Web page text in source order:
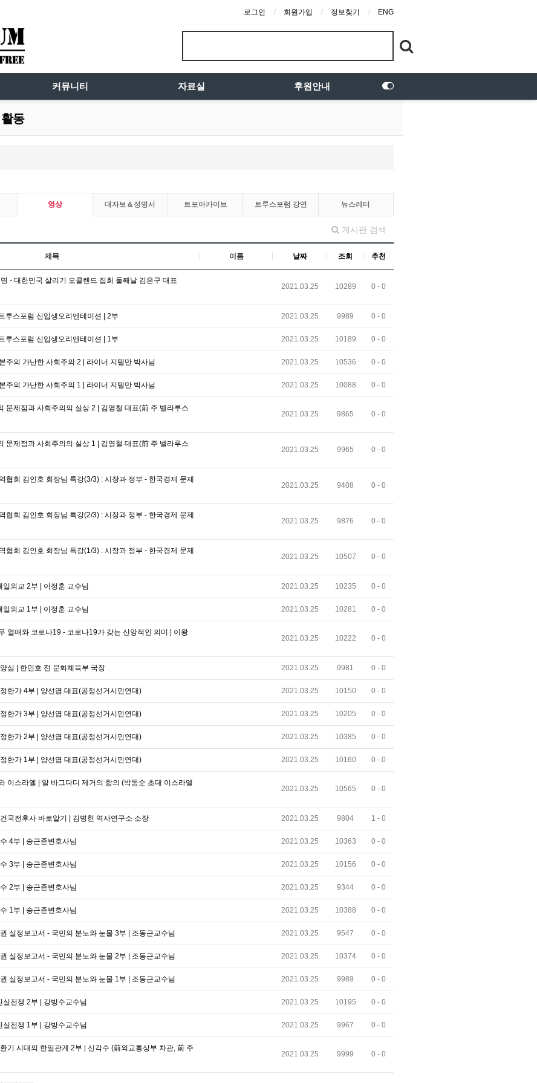
로그인 회원가입 정보찾기 ENG
커뮤니티 자료실 후원안내
동
영상 대자보＆성명서 트포아카이브 트루스포럼 강연 뉴스레터
게시판 검색
제목 이름 날짜 조회 추천
- 대한민국 살리기 오클랜드 집회 둘째날 김은구 대표
2021.03.25 10289 0 - 0
루스포럼 신입생오리엔테이션 | 2부 2021.03.25 9989 0 - 0
루스포럼 신입생오리엔테이션 | 1부 2021.03.25 10189 0 - 0
주의 가난한 사회주의 2 | 라이너 지텔만 박사님 2021.03.25 10536 0 - 0
주의 가난한 사회주의 1 | 라이너 지텔만 박사님 2021.03.25 10088 0 - 0
문제점과 사회주의의 실상 2 | 김영철 대표(前 주 벨라루스
2021.03.25 9865 0 - 0
문제점과 사회주의의 실상 1 | 김영철 대표(前 주 벨라루스
2021.03.25 9965 0 - 0
협회 김인호 회장님 특강(3/3) : 시장과 정부 - 한국경제 문제
2021.03.25 9408 0 - 0
협회 김인호 회장님 특강(2/3) : 시장과 정부 - 한국경제 문제
2021.03.25 9876 0 - 0
협회 김인호 회장님 특강(1/3) : 시장과 정부 - 한국경제 문제
2021.03.25 10507 0 - 0
외교 2부 | 이정훈 교수님 2021.03.25 10235 0 - 0
외교 1부 | 이정훈 교수님 2021.03.25 10281 0 - 0
열매와 코로나19 - 코로나19가 갖는 신앙적인 의미 | 이왕
2021.03.25 10222 0 - 0
심 | 한민호 전 문화체육부 국장 2021.03.25 9981 0 - 0
한가 4부 | 양선엽 대표(공정선거시민연대) 2021.03.25 10150 0 - 0
한가 3부 | 양선엽 대표(공정선거시민연대) 2021.03.25 10205 0 - 0
한가 2부 | 양선엽 대표(공정선거시민연대) 2021.03.25 10385 0 - 0
한가 1부 | 양선엽 대표(공정선거시민연대) 2021.03.25 10160 0 - 0
이스라엘 | 알 바그다디 제거의 함의 (박동순 초대 이스라엘
2021.03.25 10565 0 - 0
국전후사 바로알기 | 김병헌 역사연구소 소장 2021.03.25 9804 1 - 0
4부 | 송근존변호사님 2021.03.25 10363 0 - 0
3부 | 송근존변호사님 2021.03.25 10156 0 - 0
2부 | 송근존변호사님 2021.03.25 9344 0 - 0
1부 | 송근존변호사님 2021.03.25 10388 0 - 0
실정보고서 - 국민의 분노와 눈물 3부 | 조동근교수님 2021.03.25 9547 0 - 0
실정보고서 - 국민의 분노와 눈물 2부 | 조동근교수님 2021.03.25 10374 0 - 0
실정보고서 - 국민의 분노와 눈물 1부 | 조동근교수님 2021.03.25 9989 0 - 0
전쟁 2부 | 강방수교수님 2021.03.25 10195 0 - 0
전쟁 1부 | 강방수교수님 2021.03.25 9967 0 - 0
기 시대의 한일관계 2부 | 신각수 (前외교통상부 차관, 前 주
2021.03.25 9999 0 - 0